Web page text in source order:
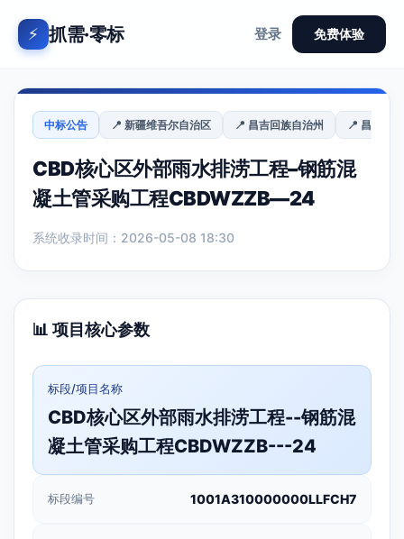
⚡ 抓需·零标 登录 免费体验
中标公告 📍 新疆维吾尔自治区 📍 昌吉回族自治州 📍 昌吉市
CBD核心区外部雨水排涝工程–钢筋混
凝土管采购工程CBDWZZB—24
系统收录时间：2026-05-08 18:30
📊 项目核心参数
标段/项目名称
CBD核心区外部雨水排涝工程--钢筋混
凝土管采购工程CBDWZZB---24
标段编号 1001A310000000LLFCH7